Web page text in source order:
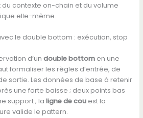
contexte on-chain et du volume
elle-même.
le double bottom : exécution, stop
d’un double bottomen une
formaliser les règles d’entrée, de
sortie. Les données de base à retenir
une forte baisse ; deux points bas
support ; la ligne de couest la
valide le pattern.